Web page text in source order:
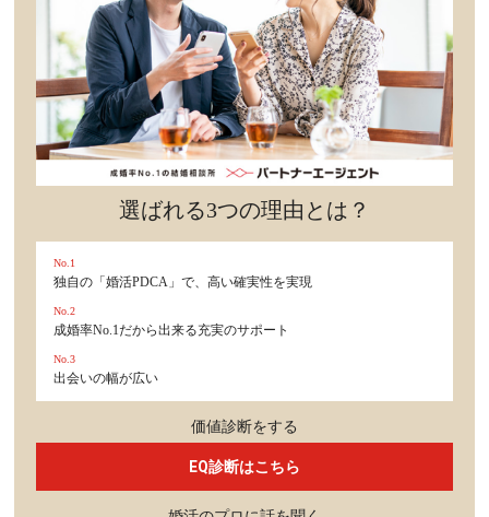
カルチャー・トレンド・芸能
驚き
選ばれる3つの理由とは？
No.1
独自の「婚活PDCA」で、高い確実性を実現
No.2
成婚率No.1だから出来る充実のサポート
No.3
出会いの幅が広い
価値診断をする
EQ診断はこちら